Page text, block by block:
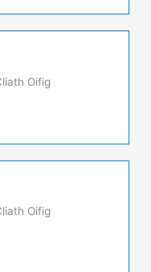
Oifig
Oifig